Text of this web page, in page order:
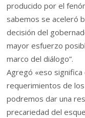
producido por el
sabemos se aceleró
decisión del
mayor esfuerzo
marco del diálogo”.
Agregó «eso
requerimientos de
podremos dar una
precariedad del